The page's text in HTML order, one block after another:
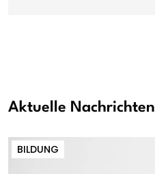
Aktuelle Nachrichten
BILDUNG